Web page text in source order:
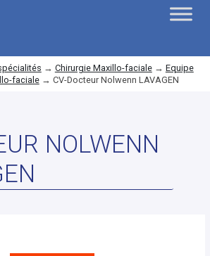
→ Chirurgie Maxillo-faciale→ Equipe
faciale→ CV-Docteur Nolwenn LAVAGEN
NOLWENN